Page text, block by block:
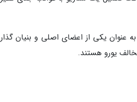
سال گذشته، 59 درصد ایتالیایی ها به عنوان یکی از اعضای اصلی و بنیان گذار